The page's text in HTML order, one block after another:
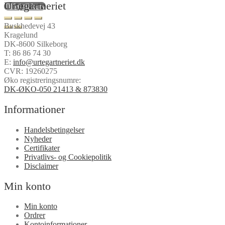
Urtegartneriet
Buskhedevej 43
Kragelund
DK-8600 Silkeborg
T: 86 86 74 30
E: info@urtegartneriet.dk
CVR: 19260275
Øko registreringsnumre:
DK-ØKO-050 21413 & 873830
Informationer
Handelsbetingelser
Nyheder
Certifikater
Privatlivs- og Cookiepolitik
Disclaimer
Min konto
Min konto
Ordrer
Tilføj til kurv